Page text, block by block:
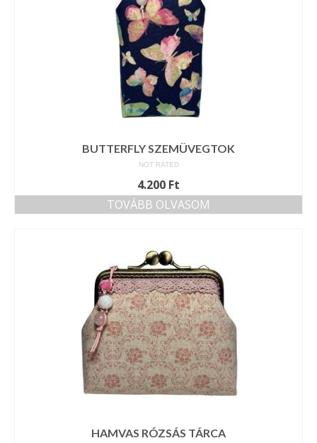
BUTTERFLY SZEMÜVEGTOK
NOT RATED
4.200 Ft
TOVÁBB OLVASOM
HAMVAS RÓZSÁS TÁRCA